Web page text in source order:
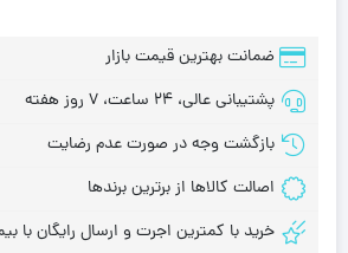
ضمانت بهترین قیمت بازار
پشتیبانی عالی، 24 ساعت، 7 روز هفته
بازگشت وجه در صورت عدم رضایت
اصالت کالاها از برترین برندها
خرید با کمترین اجرت و ارسال رایگان با